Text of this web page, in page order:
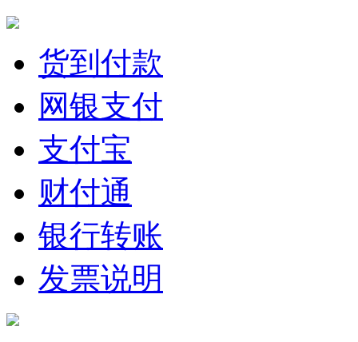
货到付款
网银支付
支付宝
财付通
银行转账
发票说明